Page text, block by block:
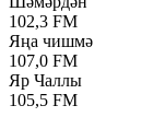
102,3 FM
Яңа чишмә
107,0 FM
Яр Чаллы
105,5 FM